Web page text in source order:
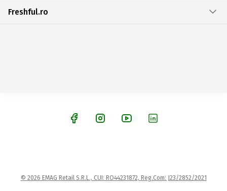
Freshful.ro
© 2026 EMAG Retail S.R.L., CUI: RO44231872, Reg.Com: J23/2852/2021